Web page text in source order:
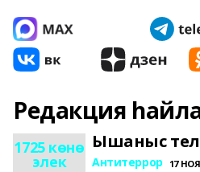
Редакция
1725 көнө
элек
Ышаныс
Антитеррор 17